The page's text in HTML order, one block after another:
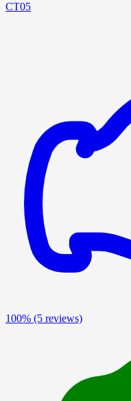
CT05
100% (5 reviews)